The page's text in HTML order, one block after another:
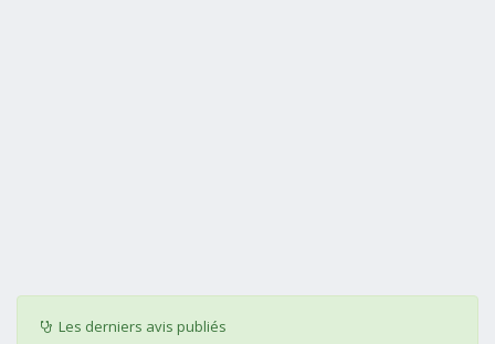
Les derniers avis publiés